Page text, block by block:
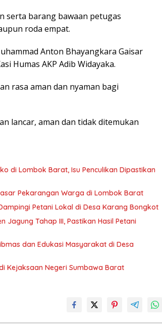
serta barang bawaan petugas
roda empat.
Anton Bhayangkara Gaisar
Humas AKP Adib Widayaka.
rasa aman dan nyaman bagi
lancar, aman dan tidak ditemukan
di Lombok Barat, Isu Penculikan Dipastikan
Pekarangan Warga di Lombok Barat
Petani Lokal di Desa Karang Bongkot
Jagung Tahap III, Pastikan Hasil Petani
dan Edukasi Masyarakat di Desa
Kejaksaan Negeri Sumbawa Barat